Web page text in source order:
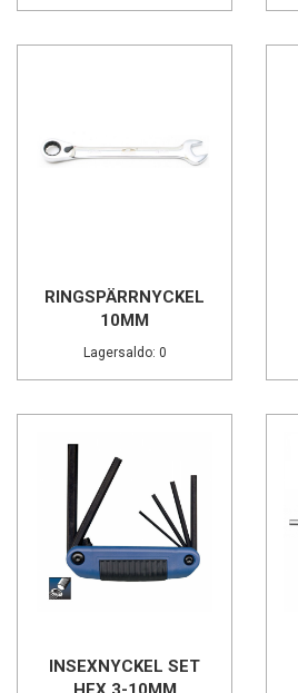
RINGSPÄRRNYCKEL
10MM
Lagersaldo: 0
INSEXNYCKEL SET